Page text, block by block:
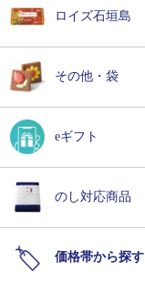
ロイズ石垣島
その他・袋
eギフト
のし対応商品
価格帯から探す